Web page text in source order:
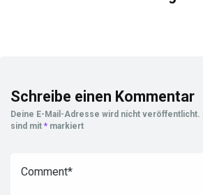
Schreibe einen Kommentar
Deine E-Mail-Adresse wird nicht veröffentlicht.
sind mit * markiert